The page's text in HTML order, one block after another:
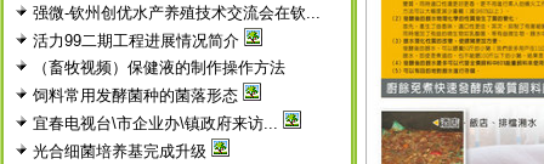
强微-钦州创优水产养殖技术交流会在钦...
活力99二期工程进展情况简介
（畜牧视频）保健液的制作操作方法
饲料常用发酵菌种的菌落形态
宜春电视台\市企业办\镇政府来访...
光合细菌培养基完成升级